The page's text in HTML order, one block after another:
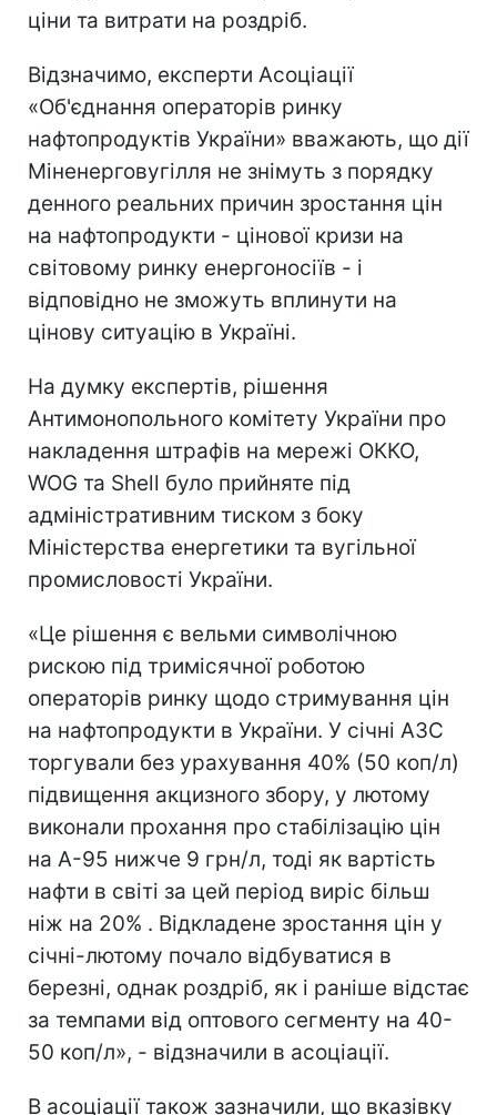
ціни та витрати на роздріб.
Відзначимо, експерти Асоціації
«Об'єднання операторів ринку
нафтопродуктів України» вважають, що дії
Міненерговугілля не знімуть з порядку
денного реальних причин зростання цін
на нафтопродукти - цінової кризи на
світовому ринку енергоносіїв - і
відповідно не зможуть вплинути на
цінову ситуацію в Україні.
На думку експертів, рішення
Антимонопольного комітету України про
накладення штрафів на мережі ОККО,
WOG та Shell було прийняте під
адміністративним тиском з боку
Міністерства енергетики та вугільної
промисловості України.
«Це рішення є вельми символічною
рискою під тримісячної роботою
операторів ринку щодо стримування цін
на нафтопродукти в України. У січні АЗС
торгували без урахування 40% (50 коп/л)
підвищення акцизного збору, у лютому
виконали прохання про стабілізацію цін
на А-95 нижче 9 грн/л, тоді як вартість
нафти в світі за цей період виріс більш
ніж на 20% . Відкладене зростання цін у
січні-лютому почало відбуватися в
березні, однак роздріб, як і раніше відстає
за темпами від оптового сегменту на 40-
50 коп/л», - відзначили в асоціації.
В асоціації також зазначили, що вказівку